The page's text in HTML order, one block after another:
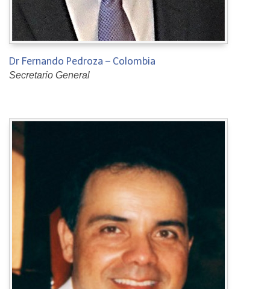
Dr Fernando Pedroza – Colombia
Secretario General